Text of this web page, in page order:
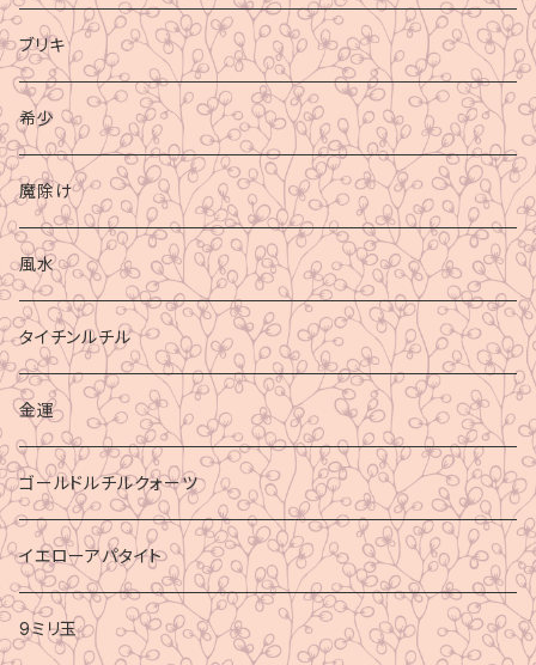
ブリキ
希少
魔除け
風水
タイチンルチル
金運
ゴールドルチルクォーツ
イエローアパタイト
9ミリ玉